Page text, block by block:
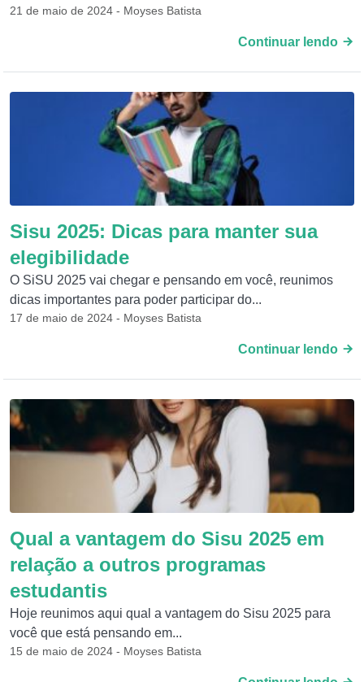
21 de maio de 2024 - Moyses Batista
Continuar lendo
Sisu 2025: Dicas para manter sua
elegibilidade
O SiSU 2025 vai chegar e pensando em você, reunimos
dicas importantes para poder participar do...
17 de maio de 2024 - Moyses Batista
Continuar lendo
Qual a vantagem do Sisu 2025 em
relação a outros programas
estudantis
Hoje reunimos aqui qual a vantagem do Sisu 2025 para
você que está pensando em...
15 de maio de 2024 - Moyses Batista